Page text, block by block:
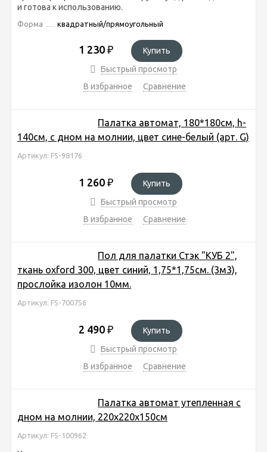
и готова к использованию.
Форма квадратный/прямоугольный
1 230 ₽
Купить
Быстрый просмотр
В избранное
Сравнение
Палатка автомат, 180*180см, h-
140см, с дном на молнии, цвет сине-белый (арт. G)
Артикул: FS-98176
1 260 ₽
Купить
Быстрый просмотр
В избранное
Сравнение
Пол для палатки Стэк "КУБ 2",
ткань oxford 300, цвет синий, 1,75*1,75см. (3м3),
прослойка изолон 10мм.
Артикул: FS-700756
2 490 ₽
Купить
Быстрый просмотр
В избранное
Сравнение
Палатка автомат утепленная с
дном на молнии, 220x220x150см
Артикул: FS-100962